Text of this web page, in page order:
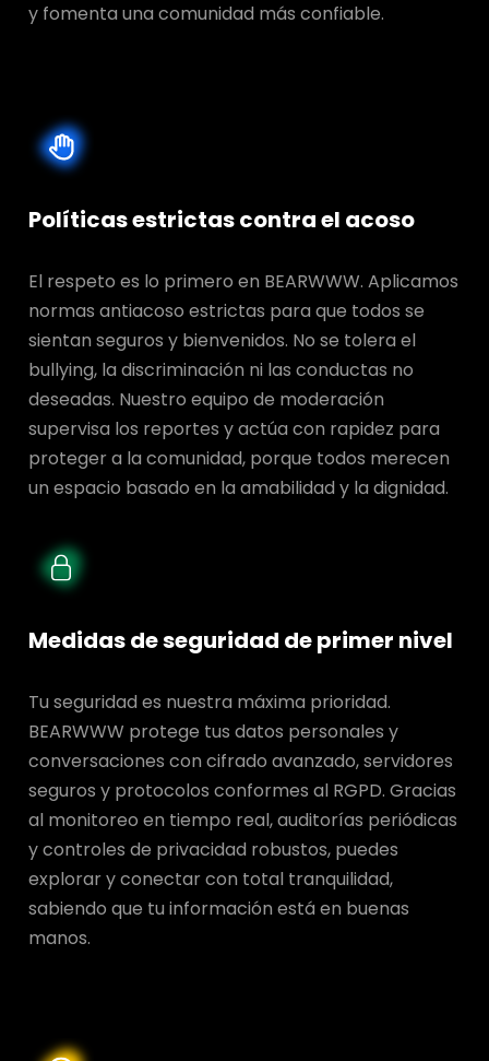
y fomenta una comunidad más confiable.
Políticas estrictas contra el acoso
El respeto es lo primero en BEARWWW. Aplicamos
normas antiacoso estrictas para que todos se
sientan seguros y bienvenidos. No se tolera el
bullying, la discriminación ni las conductas no
deseadas. Nuestro equipo de moderación
supervisa los reportes y actúa con rapidez para
proteger a la comunidad, porque todos merecen
un espacio basado en la amabilidad y la dignidad.
Medidas de seguridad de primer nivel
Tu seguridad es nuestra máxima prioridad.
BEARWWW protege tus datos personales y
conversaciones con cifrado avanzado, servidores
seguros y protocolos conformes al RGPD. Gracias
al monitoreo en tiempo real, auditorías periódicas
y controles de privacidad robustos, puedes
explorar y conectar con total tranquilidad,
sabiendo que tu información está en buenas
manos.